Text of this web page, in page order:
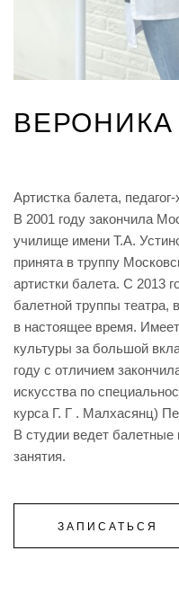
Артистка балета,
В 2001 году закончила
училище имени Т.А.
принята в труппу
артистки балета. С 2013
балетной труппы театра,
в настоящее время.
культуры за большой
году с отличием
искусства по
курса Г. Г . Малхасянц)
В студии ведет
занятия.
ЗАПИСАТЬСЯ